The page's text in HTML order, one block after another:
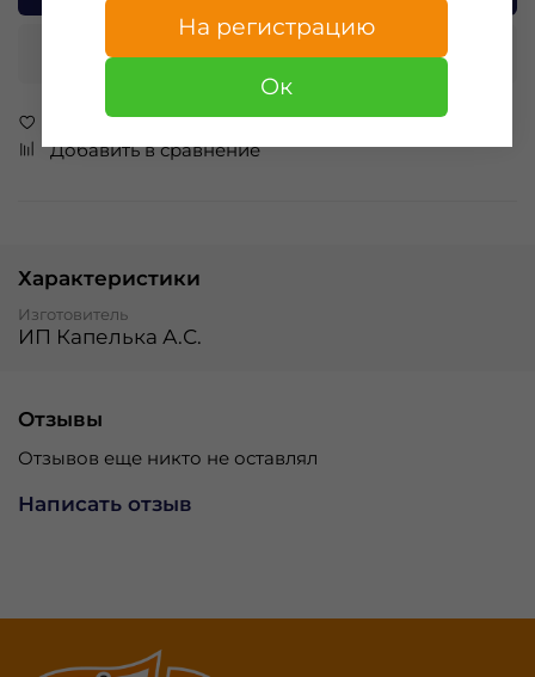
Купить в 1 клик
В избранное
Добавить в сравнение
Характеристики
Изготовитель
ИП Капелька А.С.
Отзывы
Отзывов еще никто не оставлял
Написать отзыв
На регистрацию
Ок